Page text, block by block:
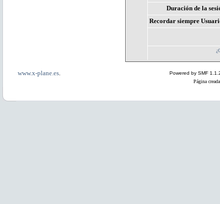
Duración de la
Recordar siempre
www.x-plane.es
Powered by SMF
Página